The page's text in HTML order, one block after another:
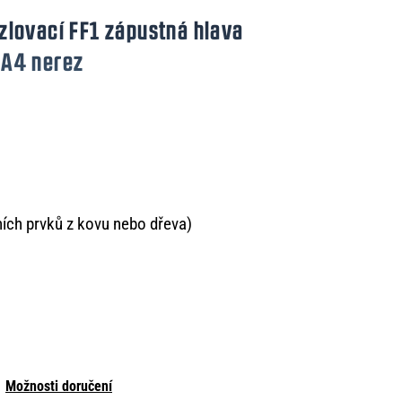
FF1 zápustná hlava
nerez
prvků z kovu nebo dřeva)
Možnosti doručení